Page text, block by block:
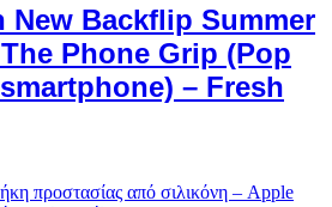
New Backflip Summer
Phone Grip (Pop
– Fresh